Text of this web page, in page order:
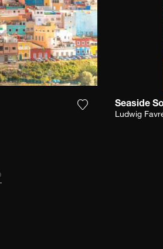
Aggiungi la
Seaside
Ludwig